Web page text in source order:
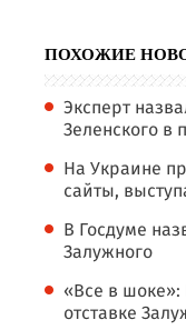
ПОХОЖИЕ
Эксперт
Зеленского в
На Украине
сайты,
В Госдуме
Залужного
«Все в
отставке